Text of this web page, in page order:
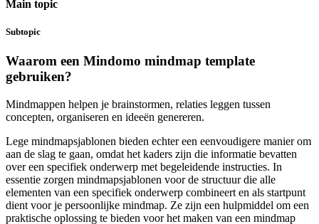
Main topic
Subtopic
Waarom een Mindomo mindmap template
gebruiken?
Mindmappen helpen je brainstormen, relaties leggen tussen
concepten, organiseren en ideeën genereren.
Lege mindmapsjablonen bieden echter een eenvoudigere manier om
aan de slag te gaan, omdat het kaders zijn die informatie bevatten
over een specifiek onderwerp met begeleidende instructies. In
essentie zorgen mindmapsjablonen voor de structuur die alle
elementen van een specifiek onderwerp combineert en als startpunt
dient voor je persoonlijke mindmap. Ze zijn een hulpmiddel om een
praktische oplossing te bieden voor het maken van een mindmap